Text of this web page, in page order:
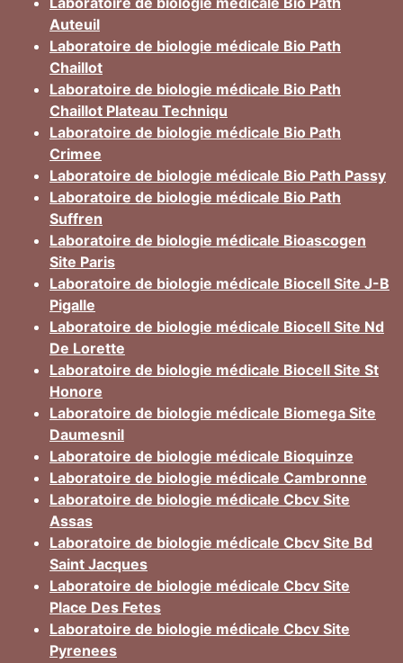
Auteuil
Laboratoire de biologie médicale Bio Path
Chaillot
Laboratoire de biologie médicale Bio Path
Chaillot Plateau Techniqu
Laboratoire de biologie médicale Bio Path
Crimee
Laboratoire de biologie médicale Bio Path Passy
Laboratoire de biologie médicale Bio Path
Suffren
Laboratoire de biologie médicale Bioascogen
Site Paris
Laboratoire de biologie médicale Biocell Site J-B
Pigalle
Laboratoire de biologie médicale Biocell Site Nd
De Lorette
Laboratoire de biologie médicale Biocell Site St
Honore
Laboratoire de biologie médicale Biomega Site
Daumesnil
Laboratoire de biologie médicale Bioquinze
Laboratoire de biologie médicale Cambronne
Laboratoire de biologie médicale Cbcv Site
Assas
Laboratoire de biologie médicale Cbcv Site Bd
Saint Jacques
Laboratoire de biologie médicale Cbcv Site
Place Des Fetes
Laboratoire de biologie médicale Cbcv Site
Pyrenees